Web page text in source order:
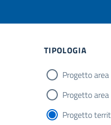
TIPOLOGIA
Progetto
Progetto
Progetto